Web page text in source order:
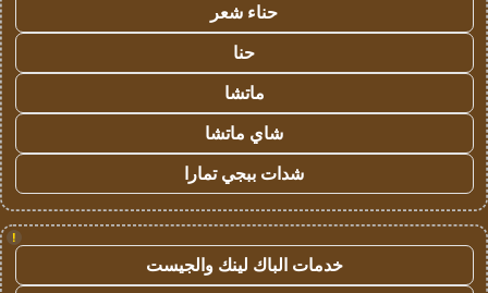
حناء شعر
حنا
ماتشا
شاي ماتشا
شدات ببجي تمارا
!
خدمات الباك لينك والجيست